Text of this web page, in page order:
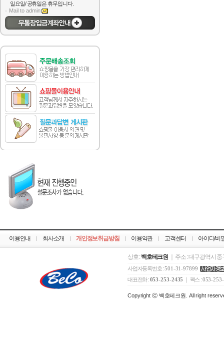
일요일/ 공휴일은 휴무입니다.
Mail to admin
이용안내 회사소개 개인정보취급방침 이용약관 고객센터 아이디/비
상호 : 백호테크원 ｜ 주소 : 대구광역시
사업자등록번호 :501-31-97899
대표전화 :053-253-2435 ｜ 팩스 :053-
Copyright ⓒ 백호테크원. All right